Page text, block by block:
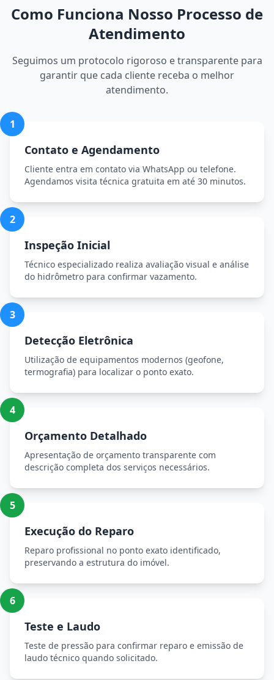
Como Funciona Nosso Processo de
Atendimento
Seguimos um protocolo rigoroso e transparente para
garantir que cada cliente receba o melhor
atendimento.
1
Contato e Agendamento
Cliente entra em contato via WhatsApp ou telefone.
Agendamos visita técnica gratuita em até 30 minutos.
2
Inspeção Inicial
Técnico especializado realiza avaliação visual e análise
do hidrômetro para confirmar vazamento.
3
Detecção Eletrônica
Utilização de equipamentos modernos (geofone,
termografia) para localizar o ponto exato.
4
Orçamento Detalhado
Apresentação de orçamento transparente com
descrição completa dos serviços necessários.
5
Execução do Reparo
Reparo profissional no ponto exato identificado,
preservando a estrutura do imóvel.
6
Teste e Laudo
Teste de pressão para confirmar reparo e emissão de
laudo técnico quando solicitado.